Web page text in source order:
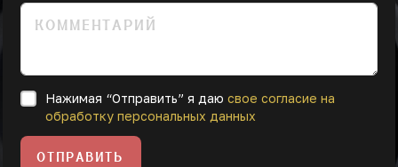
Нажимая “Отправить” я даю свое согласие на
обработку персональных данных
ОТПРАВИТЬ